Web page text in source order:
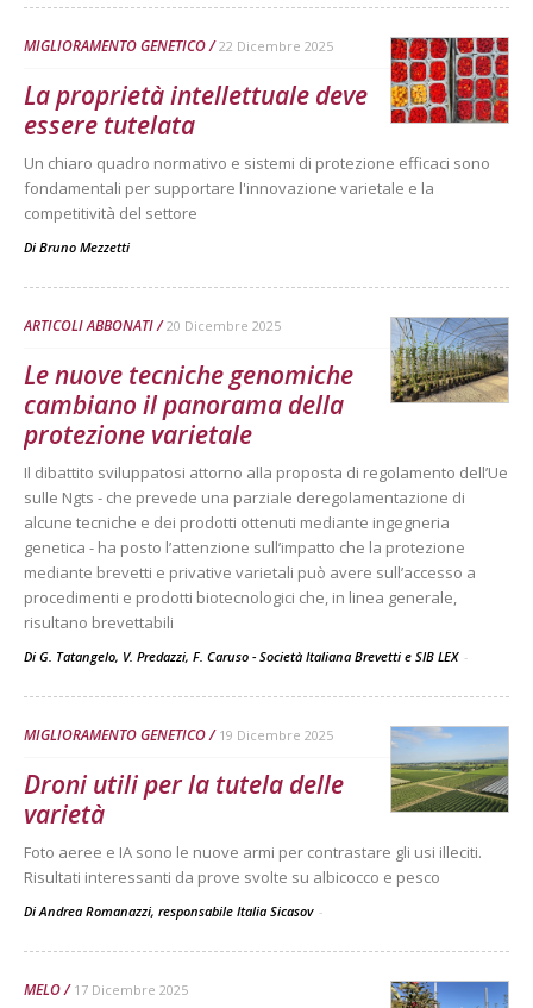
MIGLIORAMENTO GENETICO 22 Dicembre 2025
La proprietà intellettuale deve
essere tutelata
Un chiaro quadro normativo e sistemi di protezione efficaci sono
fondamentali per supportare l'innovazione varietale e la
competitività del settore
Di Bruno Mezzetti
ARTICOLI ABBONATI 20 Dicembre 2025
Le nuove tecniche genomiche
cambiano il panorama della
protezione varietale
Il dibattito sviluppatosi attorno alla proposta di regolamento dell’Ue
sulle Ngts - che prevede una parziale deregolamentazione di
alcune tecniche e dei prodotti ottenuti mediante ingegneria
genetica - ha posto l’attenzione sull’impatto che la protezione
mediante brevetti e privative varietali può avere sull’accesso a
procedimenti e prodotti biotecnologici che, in linea generale,
risultano brevettabili
Di G. Tatangelo, V. Predazzi, F. Caruso - Società Italiana Brevetti e SIB LEX -
MIGLIORAMENTO GENETICO 19 Dicembre 2025
Droni utili per la tutela delle
varietà
Foto aeree e IA sono le nuove armi per contrastare gli usi illeciti.
Risultati interessanti da prove svolte su albicocco e pesco
Di Andrea Romanazzi, responsabile Italia Sicasov -
MELO 17 Dicembre 2025